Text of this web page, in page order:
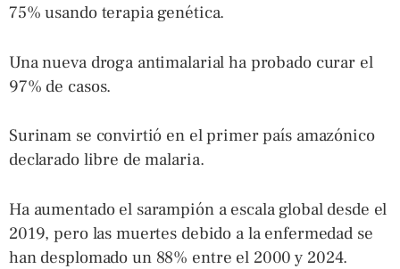
75% usando terapia genética.
Una nueva droga antimalarial ha probado curar el
97% de casos.
Surinam se convirtió en el primer país amazónico
declarado libre de malaria.
Ha aumentado el sarampión a escala global desde el
2019, pero las muertes debido a la enfermedad se
han desplomado un 88% entre el 2000 y 2024.